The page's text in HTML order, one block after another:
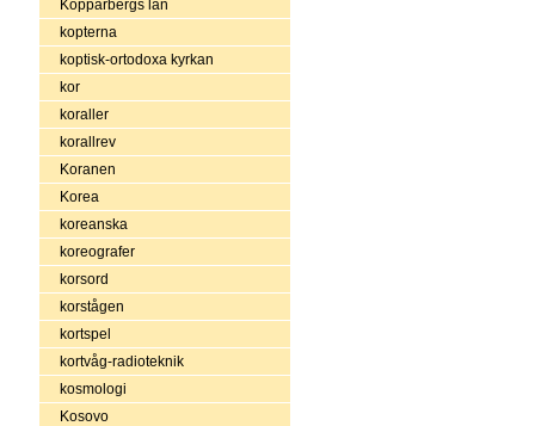
Kopparbergs län
kopterna
koptisk-ortodoxa kyrkan
kor
koraller
korallrev
Koranen
Korea
koreanska
koreografer
korsord
korstågen
kortspel
kortvåg-radioteknik
kosmologi
Kosovo